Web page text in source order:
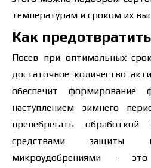
температурам и сроком их
Как
Посев при оптимальных
достаточное количество
обеспечит формирование
наступлением зимнего
пренебрегать обработкой
средствами
микроудобрениями –